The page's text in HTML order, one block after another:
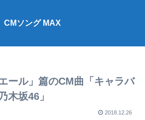
CMソング MAX
ール」篇のCM曲「キャラバ
木坂46」
2018.12.26